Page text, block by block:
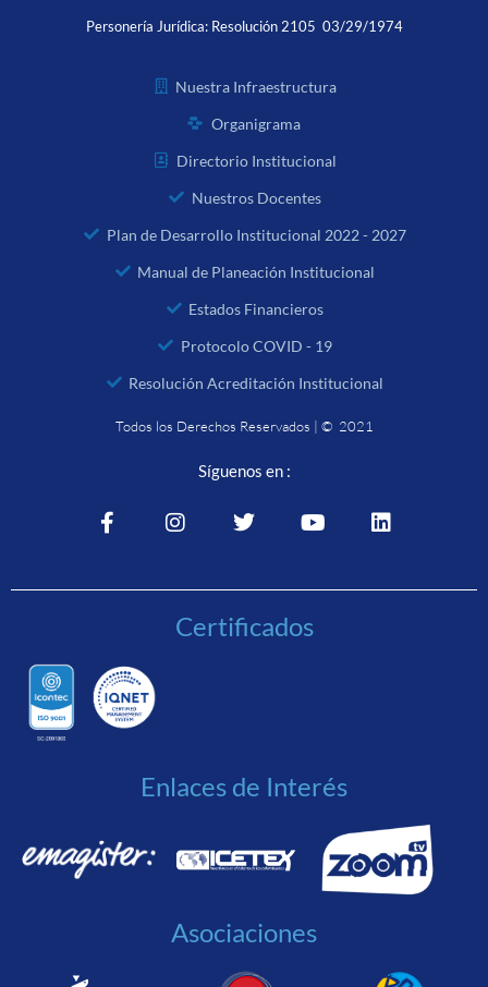
Personería Jurídica: Resolución 2105 03/29/1974
Nuestra Infraestructura
Organigrama
Directorio Institucional
Nuestros Docentes
Plan de Desarrollo Institucional 2022 - 2027
Manual de Planeación Institucional
Estados Financieros
Protocolo COVID - 19
Resolución Acreditación Institucional
Todos los Derechos Reservados | © 2021
Síguenos en :
Certificados
Enlaces de Interés
Asociaciones